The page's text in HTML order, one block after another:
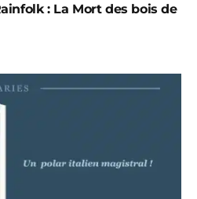
: La Mort des bois de